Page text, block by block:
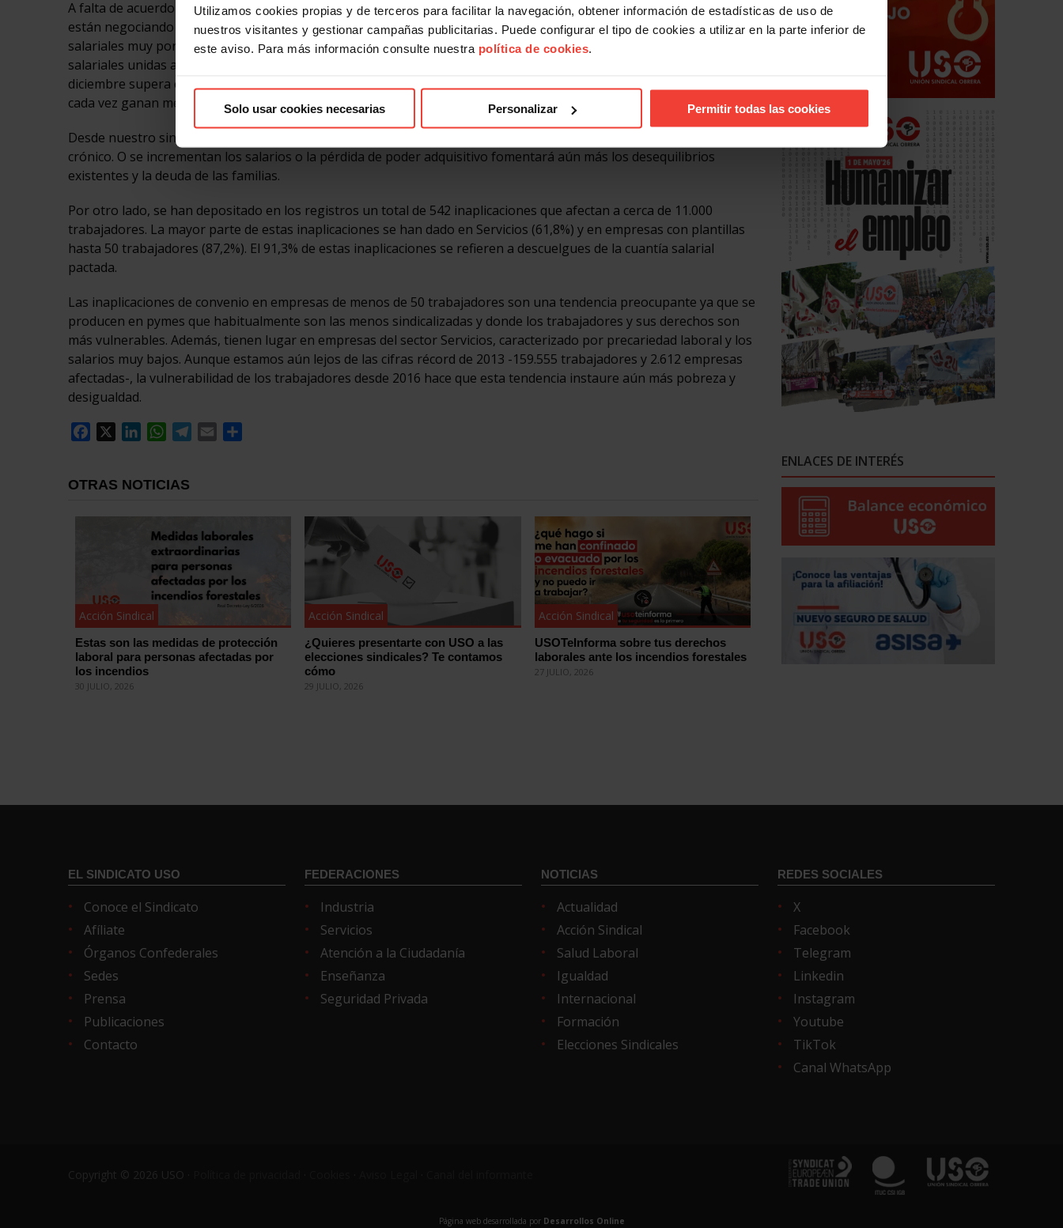
Utilizamos cookies propias y de terceros para facilitar la navegación, obtener información de estadísticas de uso de
nuestros visitantes y gestionar campañas publicitarias. Puede configurar el tipo de cookies a utilizar en la parte inferior de
este aviso. Para más información consulte nuestra política de cookies.
Solo usar cookies necesarias Personalizar Permitir todas las cookies
A falta de acuerdo por parte de CCOO, UGT y CEOE-CEPYME sobre el incremento salarial de 2017 -porque no sólo
están negociando dicho incremento-, en estos primeros cinco meses continúan manteniéndose incrementos
salariales muy por debajo de lo que ya habían cerrado para años anteriores en el III AENC. Estas variaciones
salariales unidas a la devaluación salarial crónica de los últimos años y sumado al aumento del IPC que desde
diciembre supera con creces los incrementos negociados, dan como resultado que los trabajadores y trabajadoras
cada vez ganan menos.
Desde nuestro sindicato, seguimos mostrando nuestro desacuerdo y preocupación ante este empobrecimento
crónico. O se incrementan los salarios o la pérdida de poder adquisitivo fomentará aún más los desequilibrios
existentes y la deuda de las familias.
Por otro lado, se han depositado en los registros un total de 542 inaplicaciones que afectan a cerca de 11.000
trabajadores. La mayor parte de estas inaplicaciones se han dado en Servicios (61,8%) y en empresas con plantillas
hasta 50 trabajadores (87,2%). El 91,3% de estas inaplicaciones se refieren a descuelgues de la cuantía salarial
pactada.
Las inaplicaciones de convenio en empresas de menos de 50 trabajadores son una tendencia preocupante ya que se
producen en pymes que habitualmente son las menos sindicalizadas y donde los trabajadores y sus derechos son
más vulnerables. Además, tienen lugar en empresas del sector Servicios, caracterizado por precariedad laboral y los
salarios muy bajos. Aunque estamos aún lejos de las cifras récord de 2013 -159.555 trabajadores y 2.612 empresas
afectadas-, la vulnerabilidad de los trabajadores desde 2016 hace que esta tendencia instaure aún más pobreza y
desigualdad.
Facebook
LinkedInWhatsApp
Telegram
Email
OTRAS NOTICIAS
Acción Sindical
Estas son las medidas de protección
laboral para personas afectadas por
los incendios
30 JULIO, 2026
Acción Sindical
¿Quieres presentarte con USO a las
elecciones sindicales? Te contamos
cómo
29 JULIO, 2026
Acción Sindical
USOTeInforma sobre tus derechos
laborales ante los incendios forestales
27 JULIO, 2026
ENLACES DE INTERÉS
EL SINDICATO USO
Conoce el Sindicato
Afíliate
Órganos Confederales
Sedes
Prensa
Publicaciones
Contacto
FEDERACIONES
Industria
Servicios
Atención a la Ciudadanía
Enseñanza
Seguridad Privada
NOTICIAS
Actualidad
Acción Sindical
Salud Laboral
Igualdad
Internacional
Formación
Elecciones Sindicales
REDES SOCIALES
X
Facebook
Telegram
Linkedin
Instagram
Youtube
TikTok
Canal WhatsApp
Copyright © 2026 USO ·
Página web desarrollada por Desarrollos Online